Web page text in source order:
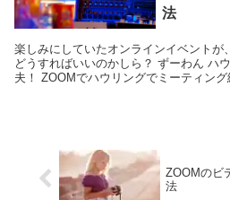
法
楽しみにしていたオンラインイベントが
どうすればいいのかしら？ ずーわん ハウリングの原因を消せば大丈
夫！ ZOOMでハウリングでミーティング続行できない！ ハウリングを
ZOOMのビ
法